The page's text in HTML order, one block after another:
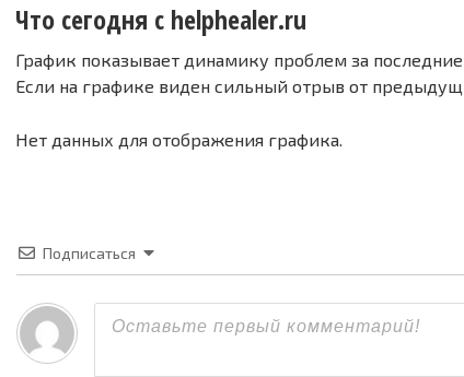
Что сегодня с helphealer.ru
График показывает динамику проблем за последние
Если на графике виден сильный отрыв от
Нет данных для отображения графика.
Подписаться